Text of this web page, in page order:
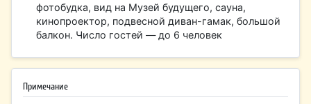
фотобудка, вид на Музей будущего, сауна,
кинопроектор, подвесной диван-гамак, большой
балкон. Число гостей — до 6 человек
Примечание